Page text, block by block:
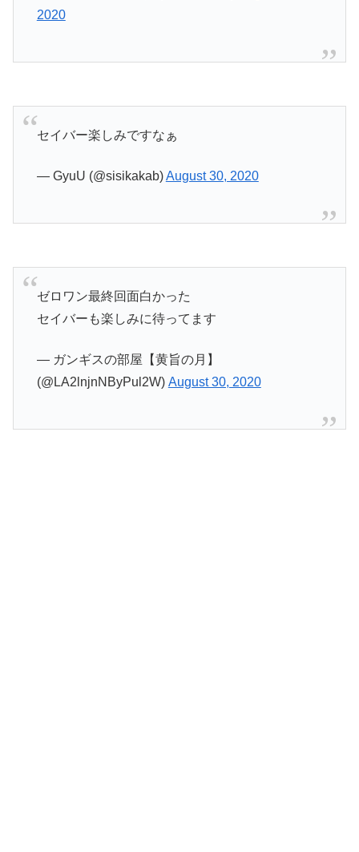
2020
セイバー楽しみですなぁ
— GyuU (@sisikakab)August 30, 2020
ゼロワン最終回面白かった
セイバーも楽しみに待ってます
— ガンギスの部屋【黄旨の月】
(@LA2lnjnNByPul2W) August 30, 2020